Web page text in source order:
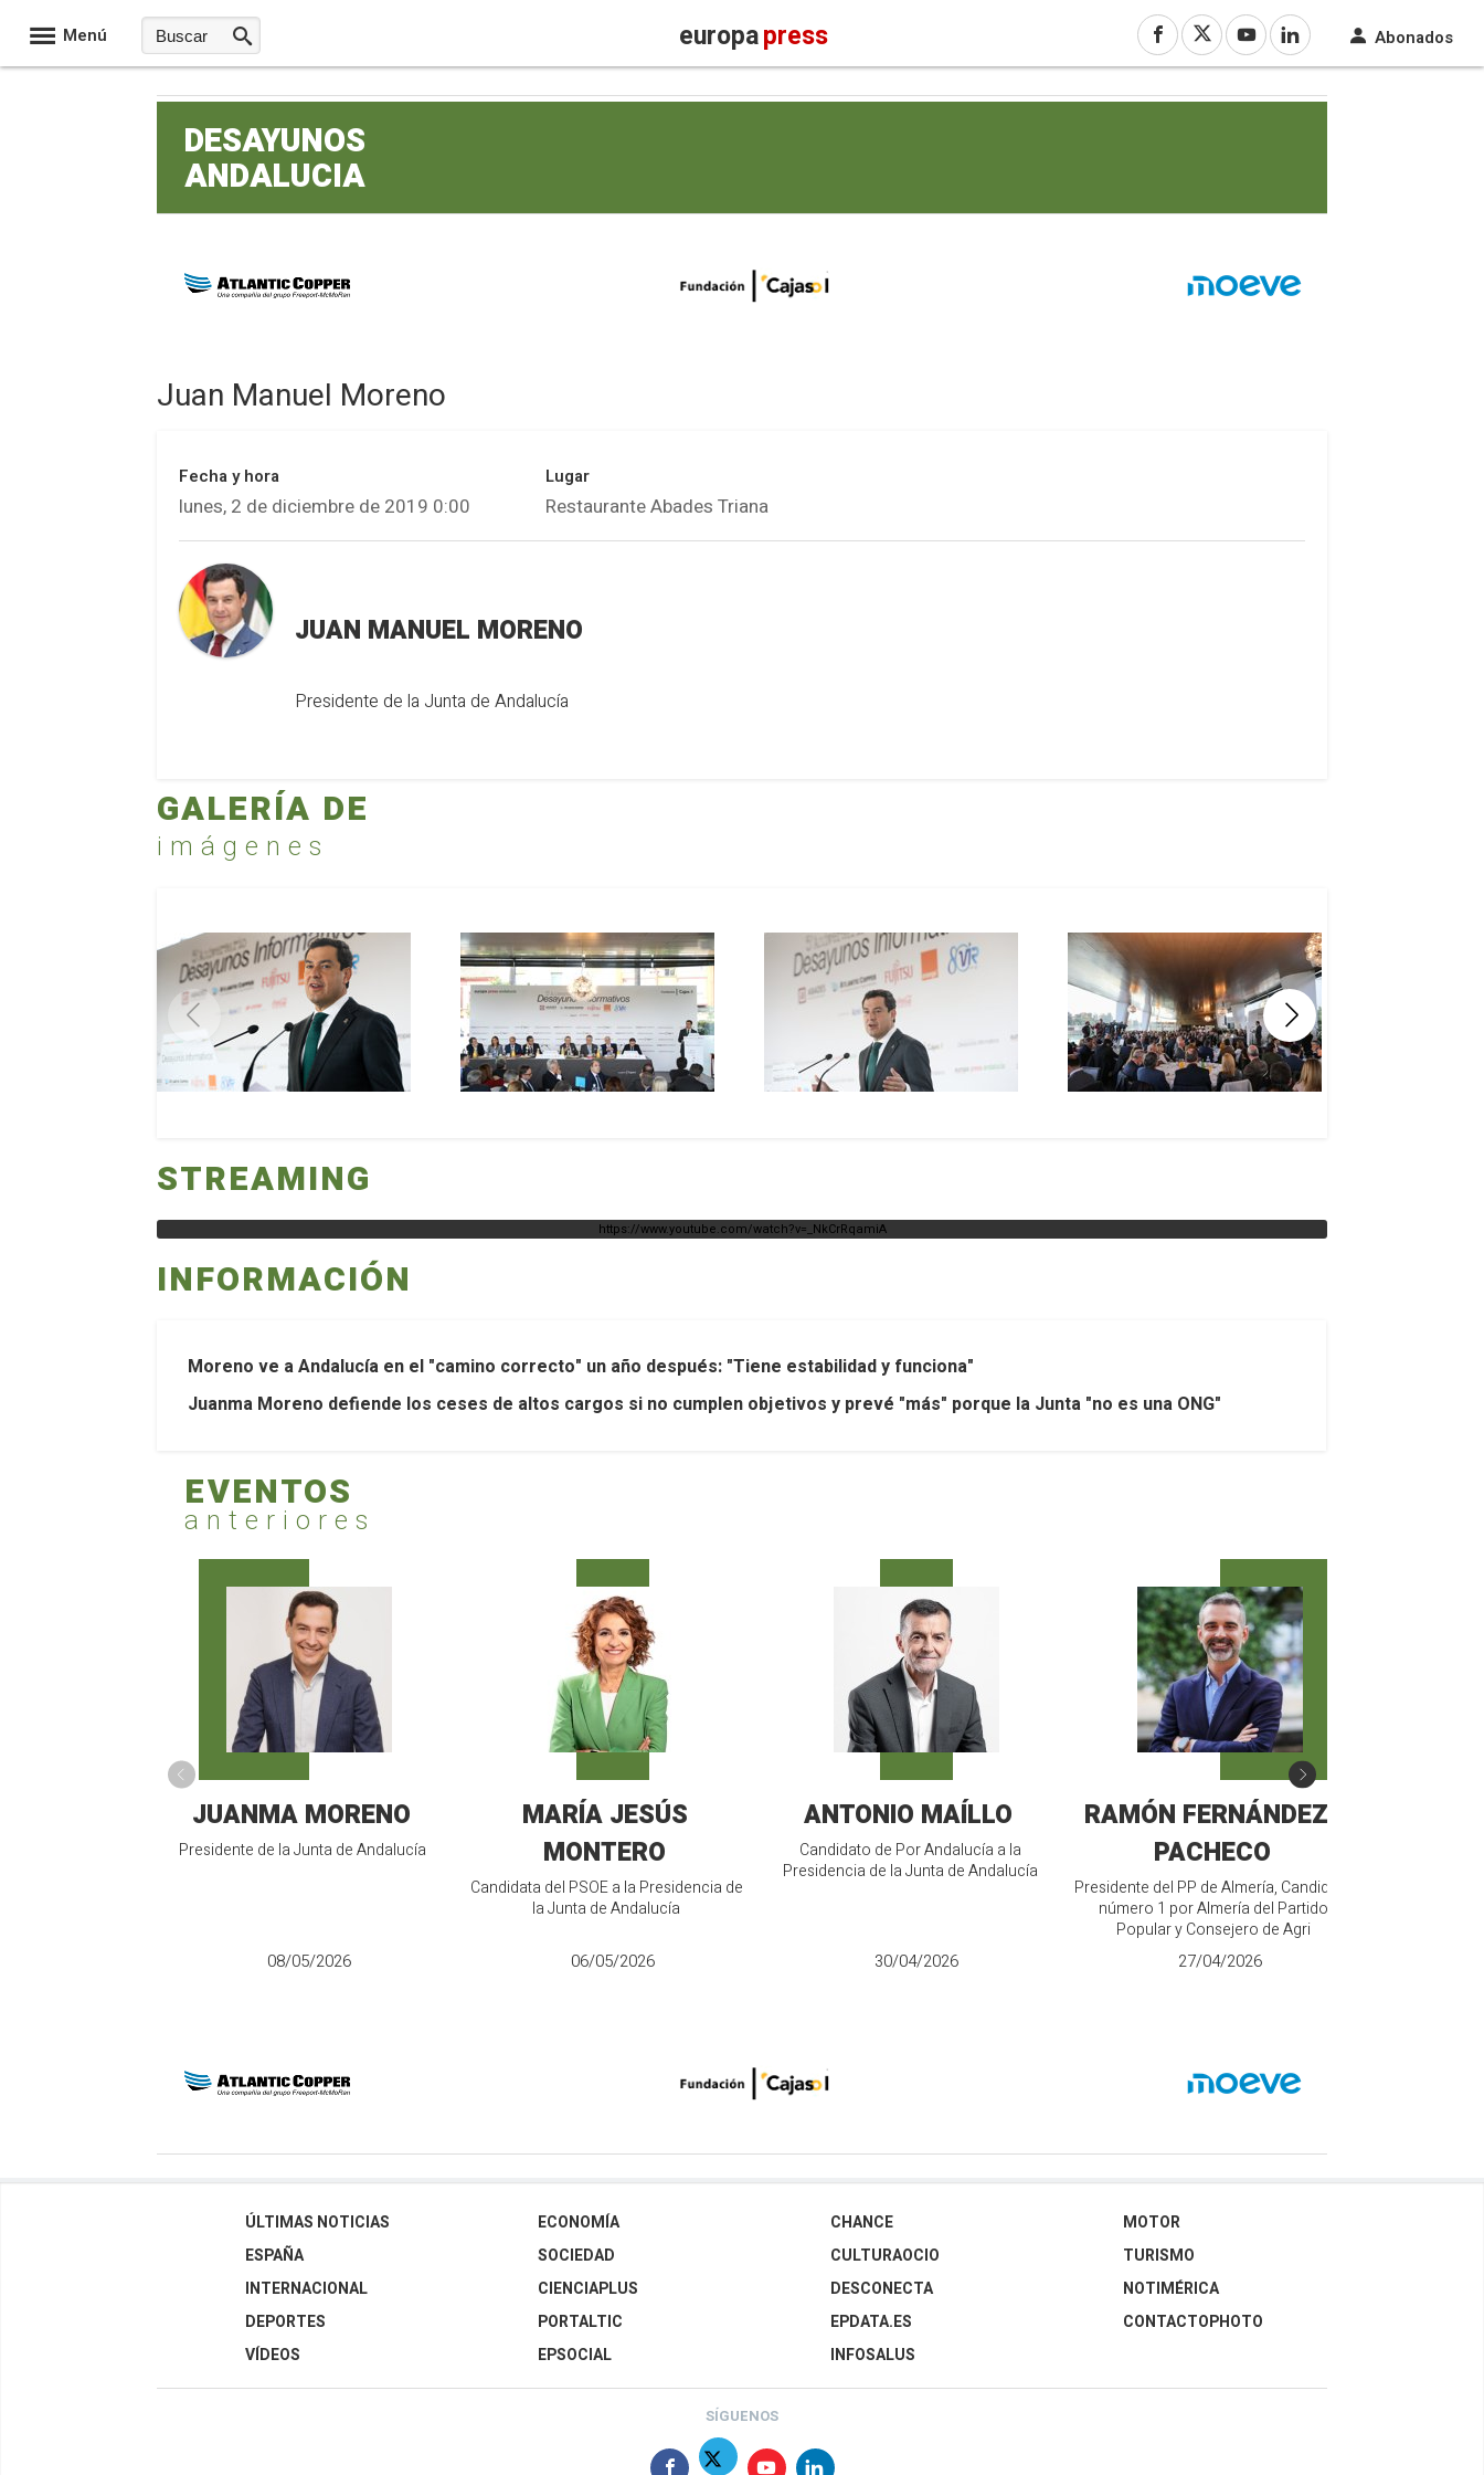
Menú europapress Abonados
DESAYUNOS
ANDALUCIA
Juan Manuel Moreno
Fecha y hora
lunes, 2 de diciembre de 2019 0:00
Lugar
Restaurante Abades Triana
JUAN MANUEL MORENO
Presidente de la Junta de Andalucía
GALERÍA DE
imágenes
STREAMING
https://www.youtube.com/watch?v=_NkCrRqamiA
INFORMACIÓN
Moreno ve a Andalucía en el "camino correcto" un año después: "Tiene estabilidad y funciona"
Juanma Moreno defiende los ceses de altos cargos si no cumplen objetivos y prevé "más" porque la Junta "no es una ONG"
EVENTOS
anteriores
JUANMA MORENO
Presidente de la Junta de Andalucía
08/05/2026
MARÍA JESÚS
MONTERO
Candidata del PSOE a la Presidencia de
la Junta de Andalucía
06/05/2026
ANTONIO MAÍLLO
Candidato de Por Andalucía a la
Presidencia de la Junta de Andalucía
30/04/2026
RAMÓN FERNÁNDEZ-
PACHECO
Presidente del PP de Almería, Candidato
número 1 por Almería del Partido
Popular y Consejero de Agri
27/04/2026
ÚLTIMAS NOTICIAS
ESPAÑA
INTERNACIONAL
DEPORTES
VÍDEOS
ECONOMÍA
SOCIEDAD
CIENCIAPLUS
PORTALTIC
EPSOCIAL
CHANCE
CULTURAOCIO
DESCONECTA
EPDATA.ES
INFOSALUS
MOTOR
TURISMO
NOTIMÉRICA
CONTACTOPHOTO
SÍGUENOS